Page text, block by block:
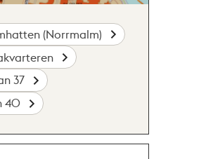
(Norrmalm)
37
40